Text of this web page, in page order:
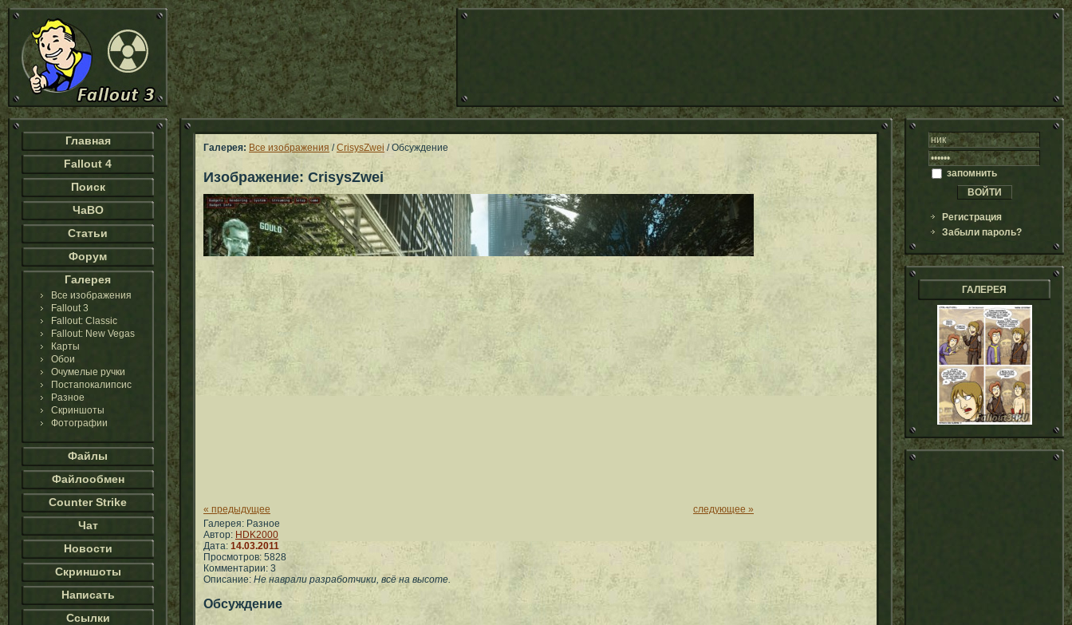
Главная
Fallout 4
Поиск
ЧаВО
Статьи
Форум
Галерея
Все изображения
Fallout 3
Fallout: Classic
Fallout: New Vegas
Карты
Обои
Очумелые ручки
Постапокалипсис
Разное
Скриншоты
Фотографии
Файлы
Файлообмен
Counter Strike
Чат
Новости
Скриншоты
Написать
Ссылки
Галерея: Все изображения /CrisysZwei / Обсуждение
Изображение: CrisysZwei
« предыдущее
следующее »
Галерея: Разное
Автор: HDK2000
Дата: 14.03.2011
Просмотров: 5828
Комментарии: 3
Описание: Не наврали разработчики, всё на высоте.
Обсуждение
запомнить
Регистрация
Забыли пароль?
ГАЛЕРЕЯ